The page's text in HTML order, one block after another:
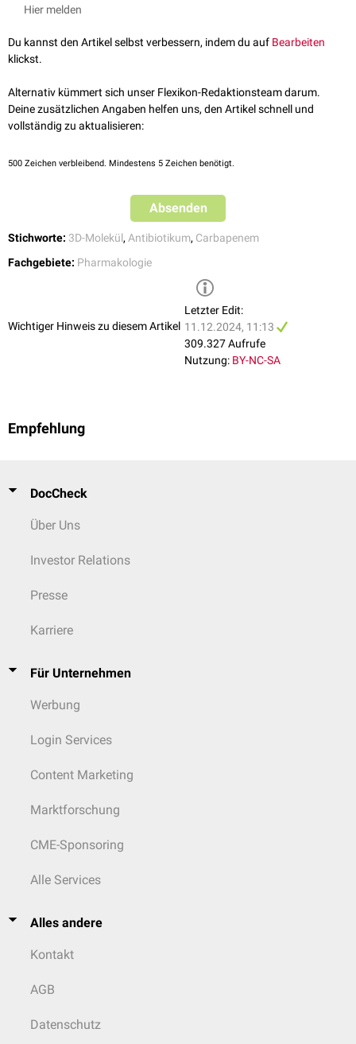
Anpassung anhand der
Ausschlaggebend ist die Dosierungsempfehlung in der
Herstellerinformation
Die Anwendung erfolgti.v. alsBolusinjektionoderKurzinfusion. In der
Intensivmedizinwird Meropenem vorwiegend über Perfusoren, bis hin
zur kontinuierlichen Dauergabe über 24h, appliziert.
Gelbe Liste Wirkstoffe - Meropenem
, abgerufen am 11.12.2024
PharmaWiki - Meropenem
, abgerufen am 11.12.2024
MeSH2028125
Hier melden
Du kannst den Artikel selbst verbessern, indem du auf Bearbeiten
klickst.
Alternativ kümmert sich unser Flexikon-Redaktionsteam darum.
Deine zusätzlichen Angaben helfen uns, den Artikel schnell und
vollständig zu aktualisieren:
500 Zeichen verbleibend. Mindestens 5 Zeichen benötigt.
Absenden
Stichworte: 3D-Molekül, Antibiotikum, Carbapenem
Fachgebiete: Pharmakologie
Wichtiger Hinweis zu diesem Artikel
Letzter Edit:
11.12.2024, 11:13
309.327 Aufrufe
Nutzung: BY-NC-SA
Empfehlung
DocCheck
Über Uns
Investor Relations
Presse
Karriere
Für Unternehmen
Werbung
Login Services
Content Marketing
Marktforschung
CME-Sponsoring
Alle Services
Alles andere
Kontakt
AGB
Datenschutz